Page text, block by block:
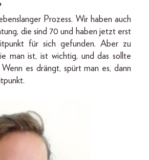
Prozess. Wir haben auch
die sind 70 und haben jetzt erst
für sich gefunden. Aber zu
man ist, ist wichtig, und das sollte
es drängt, spürt man es, dann